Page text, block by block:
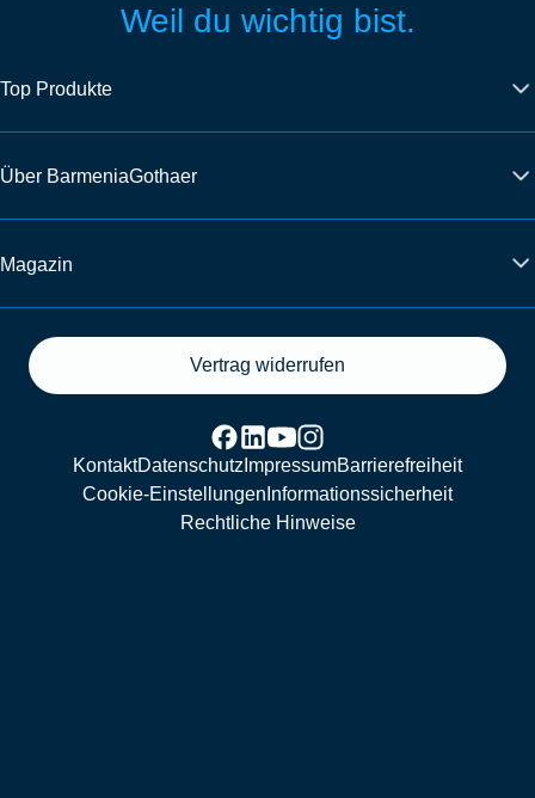
Weil du wichtig bist.
Top Produkte
Über BarmeniaGothaer
Magazin
Vertrag widerrufen
KontaktDatenschutz ImpressumBarrierefreiheit
Cookie-Einstellungen Informationssicherheit
Rechtliche Hinweise